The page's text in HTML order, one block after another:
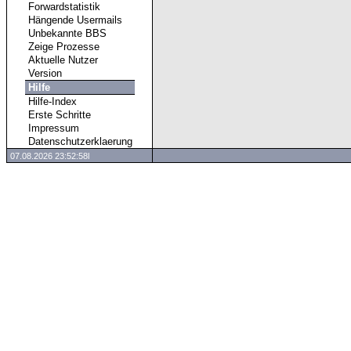
Forwardstatistik
Hängende Usermails
Unbekannte BBS
Zeige Prozesse
Aktuelle Nutzer
Version
Hilfe
Hilfe-Index
Erste Schritte
Impressum
Datenschutzerklaerung
07.08.2026 23:52:58l